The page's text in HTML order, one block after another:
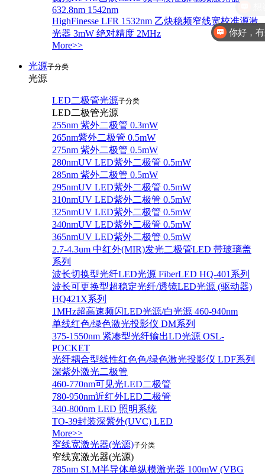
632.8nm 1542nm
HighFinesse LFR 1532nm 乙炔稳频窄线宽校准源激
光器 3mW 绝对精度 2MHz
More>>
光源子分类
光源
LED二极管光源子分类
LED二极管光源
255nm 紫外二极管 0.3mW
265nm紫外二极管 0.5mW
275nm 紫外二极管 0.5mW
280nmUV LED紫外二极管 0.5mW
285nm 紫外二极管 0.5mW
295nmUV LED紫外二极管 0.5mW
310nmUV LED紫外二极管 0.5mW
325nmUV LED紫外二极管 0.5mW
340nmUV LED紫外二极管 0.5mW
365nmUV LED紫外二极管 0.5mW
2.7-4.3um 中红外(MIR)发光二极管LED 带玻璃盖
系列
波长切换型光纤LED光源 FiberLED HQ-401系列
波长可更换型超稳定光纤/透镜LED光源 (驱动器)
HQ421X系列
1MHz超高速频闪LED光源/白光源 460-940nm
单线红色/绿色激光投影仪 DM系列
375-1550nm 紧凑型光纤输出LD光源 OSL-
POCKET
光纤耦合型线性红色色/绿色激光投影仪 LDF系列
深紫外激光二极管
460-770nm可见光LED二极管
780-950nm近红外LED二极管
340-800nm LED 照明系统
TO-39封装深紫外(UVC) LED
More>>
窄线宽激光器(光源)子分类
窄线宽激光器(光源)
785nm SLM半导体单纵模激光器 100mW (VBG
你好，